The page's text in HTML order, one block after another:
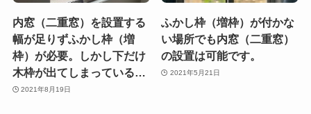
内窓（二重窓）を設置する
幅が足りずふかし枠（増
枠）が必要。しかし下だけ
木枠が出てしまっている…
2021年8月19日
ふかし枠（増枠）が付かな
い場所でも内窓（二重窓）
の設置は可能です。
2021年5月21日